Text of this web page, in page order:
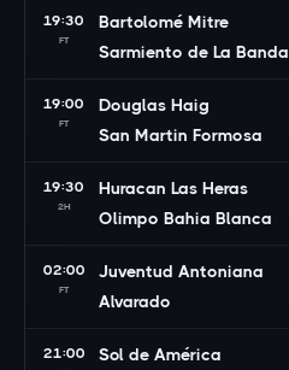
19:30
FT
Bartolomé Mitre
Sarmiento de La Banda
19:00
FT
Douglas Haig
San Martin Formosa
19:30
2H
Huracan Las Heras
Olimpo Bahia Blanca
02:00
FT
Juventud Antoniana
Alvarado
21:00 Sol de América